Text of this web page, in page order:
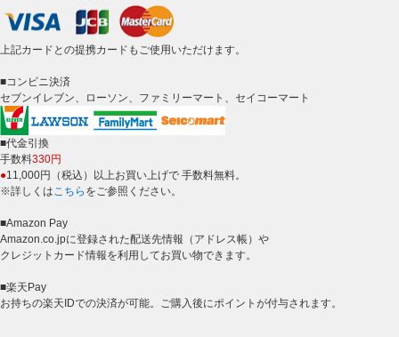
上記カードとの提携カードもご使用いただけます。
■コンビニ決済
セブンイレブン、ローソン、ファミリーマート、セイコーマート
■代金引換
手数料330円
●11,000円（税込）以上お買い上げで 手数料無料。
※詳しくは こちら をご参照ください。
■Amazon Pay
Amazon.co.jpに登録された配送先情報（アドレス帳）や
クレジットカード情報を利用してお買い物できます。
■楽天Pay
お持ちの楽天IDでの決済が可能。ご購入後にポイントが付与されます。